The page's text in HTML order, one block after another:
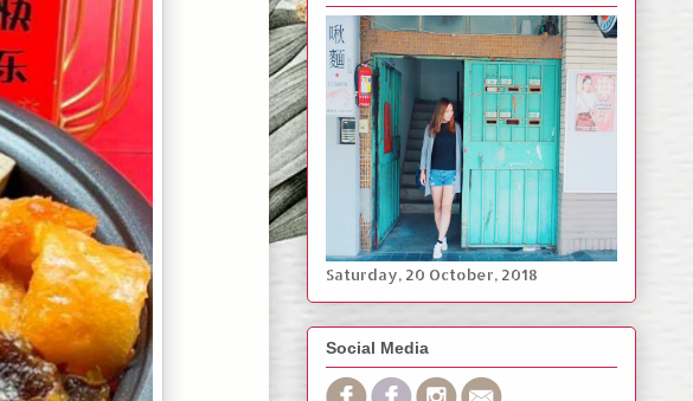
Saturday, ‎20 ‎October, ‎2018
Social Media